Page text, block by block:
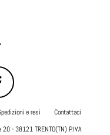
Facebook
e resi
Contattaci
- 38121 TRENTO(TN) P.IVA